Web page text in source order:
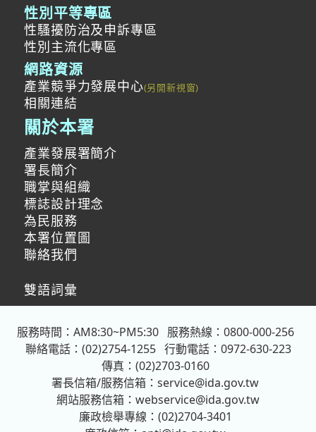
性別平等專區
性騷擾防治及申訴專區
性別主流化專區
網路資源
產業競爭力發展中心
相關連結
關於本署
產業發展署簡介
署長簡介
職掌與組織
標誌設計理念
為民服務
本署位置圖
聯絡我們
雙語詞彙
服務時間：AM8:30~PM5:30
服務熱線：0800-000-256
聯絡電話：(02)2754-1255 行動電話：0972-630-223
傳真：(02)2703-0160
署長信箱/服務信箱： service@ida.gov.tw
網站服務信箱： webservice@ida.gov.tw
廉政檢舉專線：(02)2704-3401